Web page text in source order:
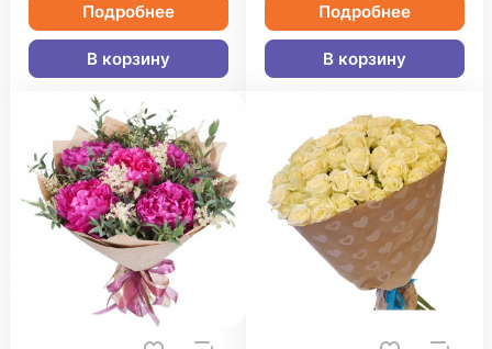
Подробнее
В корзину
Подробнее
В корзину